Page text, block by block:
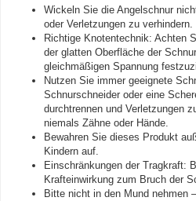
Wickeln Sie die Angelschnur
oder Verletzungen zu verhindern.
Richtige Knotentechnik: Achten
der glatten Oberfläche der
gleichmäßigen Spannung
Nutzen Sie immer geeignete
Schnurschneider oder eine
durchtrennen und Verletzungen
niemals Zähne oder Hände.
Bewahren Sie dieses Produkt
Kindern auf.
Einschränkungen der Tragkraft:
Krafteinwirkung zum Bruch der
Bitte nicht in den Mund nehmen